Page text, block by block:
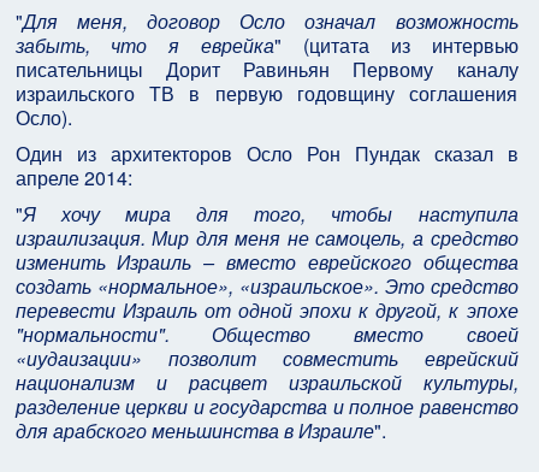
"Для меня, договор Осло означал возможность
забыть, что я еврейка" (цитата из интервью
писательницы Дорит Равиньян Первому каналу
израильского ТВ в первую годовщину соглашения
Осло).
Один из архитекторов Осло Рон Пундак сказал в
апреле 2014:
"Я хочу мира для того, чтобы наступила
израилизация. Мир для меня не самоцель, а средство
изменить Израиль – вместо еврейского общества
создать «нормальное», «израильское». Это средство
перевести Израиль от одной эпохи к другой, к эпохе
"нормальности". Общество вместо своей
«иудаизации» позволит совместить еврейский
национализм и расцвет израильской культуры,
разделение церкви и государства и полное равенство
для арабского меньшинства в Израиле".